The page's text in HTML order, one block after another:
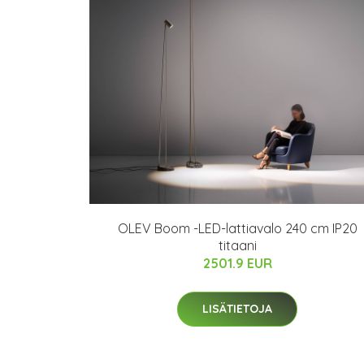
OLEV Boom -LED-lattiavalo 240 cm IP20
titaani
2501.9 EUR
LISÄTIETOJA